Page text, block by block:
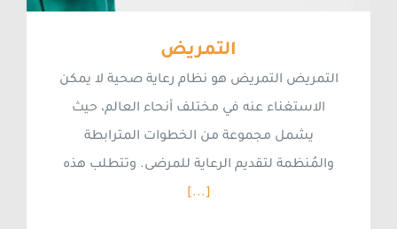
التمريض
التمريض التمريض هو نظام رعاية صحية لا يمكن
الاستغناء عنه في مختلف أنحاء العالم، حيث
يشمل مجموعة من الخطوات المترابطة
والمُنظمة لتقديم الرعاية للمرضى. وتتطلب هذه
[...]